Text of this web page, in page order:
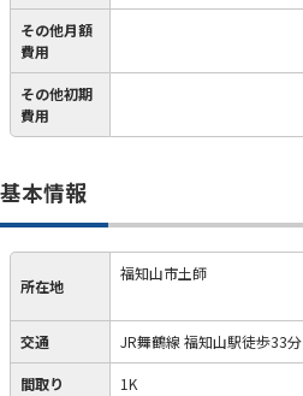
その他月額
費用
その他初期
費用
基本情報
所在地
福知山市土師
交通 JR舞鶴線 福知山駅徒歩33分
間取り 1K